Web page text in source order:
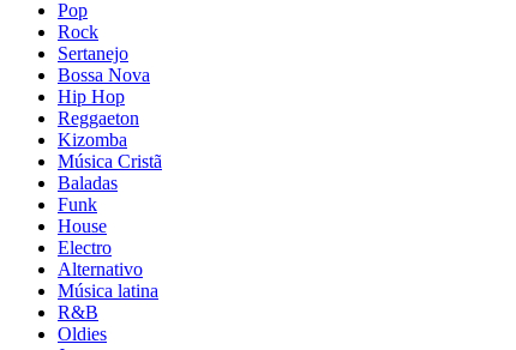
Pop
Rock
Sertanejo
Bossa Nova
Hip Hop
Reggaeton
Kizomba
Música Cristã
Baladas
Funk
House
Electro
Alternativo
Música latina
R&B
Oldies